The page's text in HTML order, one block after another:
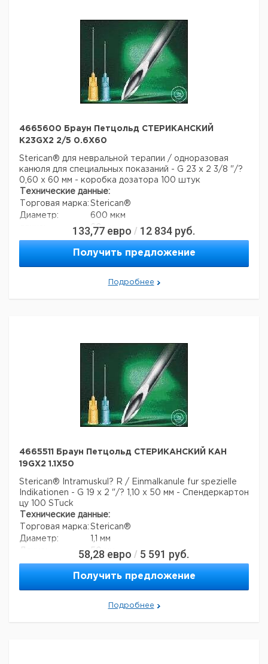
4665600 Браун Петцольд СТЕРИКАНСКИЙ
K23GX2 2/5 0.6X60
Sterican® для невральной терапии / одноразовая
канюля для специальных показаний - G 23 x 2 3/8 "/?
0,60 x 60 мм - коробка дозатора 100 штук
Технические данные:
Торговая марка: Sterican®
Диаметр:
600 мкм
60 мм
Вес нетто:
2,087 г
Данные для перевозки (реальные данные могут
2,087 г
133,77 евро / 12 834 руб.
Получить предложение
Подробнее
4665511 Браун Петцольд СТЕРИКАНСКИЙ КАН
19GX2 1.1X50
Sterican® Intramuskul? R / Einmalkanule fur spezielle
Indikationen - G 19 x 2 "/? 1,10 x 50 мм - Спендеркартон
цу 100 STuck
Технические данные:
Торговая марка: Sterican®
Диаметр:
1,1 мм
50 мм
Вес нетто:
1,8 г
Данные для перевозки (реальные данные могут
1,8 г
58,28 евро / 5 591 руб.
Получить предложение
Подробнее